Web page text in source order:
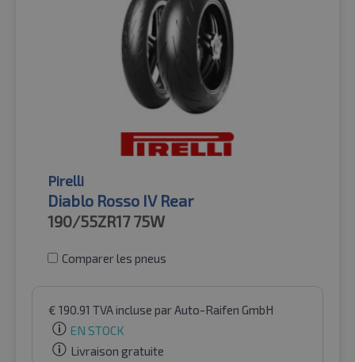
Pirelli
Diablo Rosso IV Rear
190/55ZR17 75W
Comparer les pneus
€ 190.91 TVA incluse par Auto-Raifen GmbH
EN STOCK
Livraison gratuite